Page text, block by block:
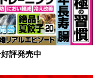
評発売中